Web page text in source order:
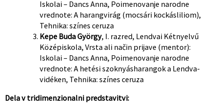
Iskolai – Dancs Anna, Poimenovanje narodne
vrednote: A harangvirág (mocsári kockásliliom),
Tehnika: színes ceruza
Kepe Buda György, I. razred, Lendvai Kétnyelvű
Középiskola, Vrsta ali način prijave (mentor):
Iskolai – Dancs Anna, Poimenovanje narodne
vrednote: A hetési szoknyásharangok a Lendva-
vidéken, Tehnika: színes ceruza
Dela v tridimenzionalni predstavitvi: